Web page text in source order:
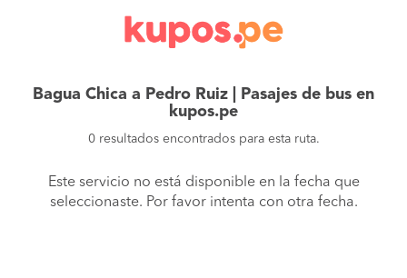
Bagua Chica a Pedro Ruiz | Pasajes de bus en
kupos.pe
0 resultados encontrados para esta ruta.
Este servicio no está disponible en la fecha que
seleccionaste. Por favor intenta con otra fecha.